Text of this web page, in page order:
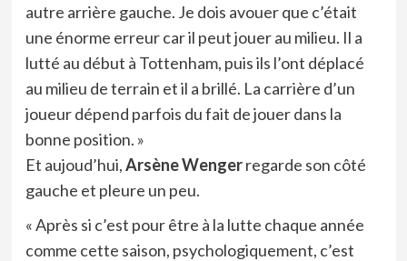
autre arrière gauche. Je dois avouer que c’était
une énorme erreur car il peut jouer au milieu. Il a
lutté au début à Tottenham, puis ils l’ont déplacé
au milieu de terrain et il a brillé. La carrière d’un
joueur dépend parfois du fait de jouer dans la
bonne position. »
Et aujoud’hui,Arsène Wengerregarde son côté
gauche et pleure un peu.
« Après si c’est pour être à la lutte chaque année
comme cette saison, psychologiquement, c’est